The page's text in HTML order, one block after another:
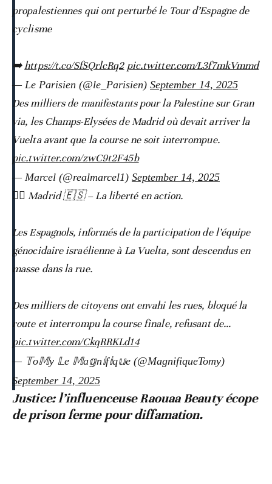
propalestiennes qui ont perturbé le Tour d’Espagne de
cyclisme
➡️https://t.co/SfSQrlcRq2 pic.twitter.com/L3f7mkVmmd
— Le Parisien (@le_Parisien) September 14, 2025
Des milliers de manifestants pour la Palestine sur Gran
via, les Champs-Elysées de Madrid où devait arriver la
Vuelta avant que la course ne soit interrompue.
pic.twitter.com/zwC9t2F45b
— Marcel (@realmarcel1) September 14, 2025
🚴‍♂️ Madrid 🇪🇸 – La liberté en action.
Les Espagnols, informés de la participation de l’équipe
génocidaire israélienne à La Vuelta, sont descendus en
masse dans la rue.
Des milliers de citoyens ont envahi les rues, bloqué la
route et interrompu la course finale, refusant de…
pic.twitter.com/CkqRRKLd14
— 𝕋o𝕄y 𝕃e 𝕄a𝕘n𝕚f𝕚q𝕦e (@MagnifiqueTomy)
September 14, 2025
Justice: l’influenceuse Raouaa Beauty écope
de prison ferme pour diffamation.